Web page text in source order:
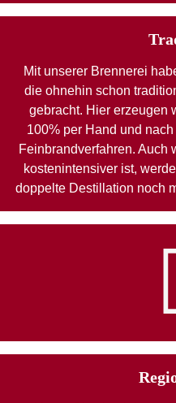
Mit unserer Brennerei
die ohnehin schon
gebracht. Hier erzeugen
100% per Hand und
Feinbrandverfahren. Auch
kostenintensiver ist,
doppelte Destillation noch